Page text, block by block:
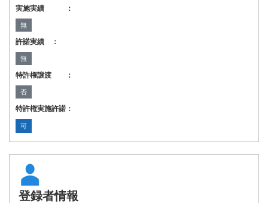
実施実績 ：
無
許諾実績 ：
無
特許権譲渡 ：
否
特許権実施許諾：
可
登録者情報